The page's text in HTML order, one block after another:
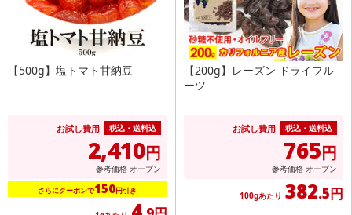
【500g】塩トマト甘納豆
お試し費用 税込・送料込
2,410円
参考価格 オープン
さらにクーポンで150円引き
【200g】レーズン ドライフル
ーツ
お試し費用 税込・送料込
765円
参考価格 オープン
100gあたり 382.5円